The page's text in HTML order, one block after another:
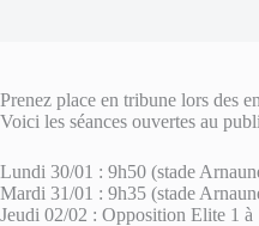
Prenez place en tribune lors des
Voici les séances ouvertes au
Lundi 30/01 : 9h50 (stade
Mardi 31/01 : 9h35 (stade
Jeudi 02/02 : Opposition Elite 1 à